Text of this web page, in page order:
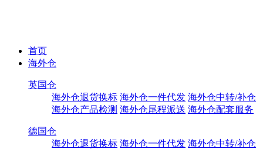
首页
海外仓
英国仓
海外仓退货换标 海外仓一件代发 海外仓中转/补仓
海外仓产品检测 海外仓尾程派送 海外仓配套服务
德国仓
海外仓退货换标 海外仓一件代发 海外仓中转/补仓